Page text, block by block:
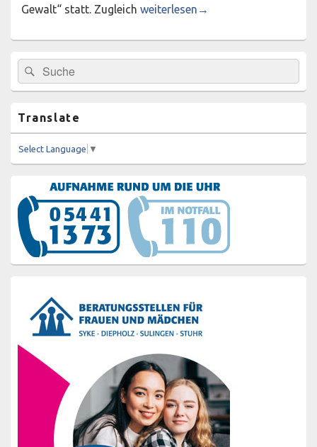
Gewalt“ statt. Zugleich Bürgermut fährt zur
weiterlesen →
Primärer
Seitenleisten-
Widgetbereich
Suchen
nach:
Suchen
Translate
Select Language ▼